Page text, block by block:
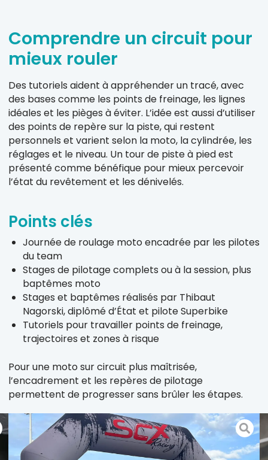
Comprendre un circuit pour
mieux rouler
Des tutoriels aident à appréhender un tracé, avec
des bases comme les points de freinage, les lignes
idéales et les pièges à éviter. L’idée est aussi d’utiliser
des points de repère sur la piste, qui restent
personnels et varient selon la moto, la cylindrée, les
réglages et le niveau. Un tour de piste à pied est
présenté comme bénéfique pour mieux percevoir
l’état du revêtement et les dénivelés.
Points clés
Journée de roulage moto encadrée par les pilotes
du team
Stages de pilotage complets ou à la session, plus
baptêmes moto
Stages et baptêmes réalisés par Thibaut
Nagorski, diplômé d’État et pilote Superbike
Tutoriels pour travailler points de freinage,
trajectoires et zones à risque
Pour une moto sur circuit plus maîtrisée,
l’encadrement et les repères de pilotage
permettent de progresser sans brûler les étapes.